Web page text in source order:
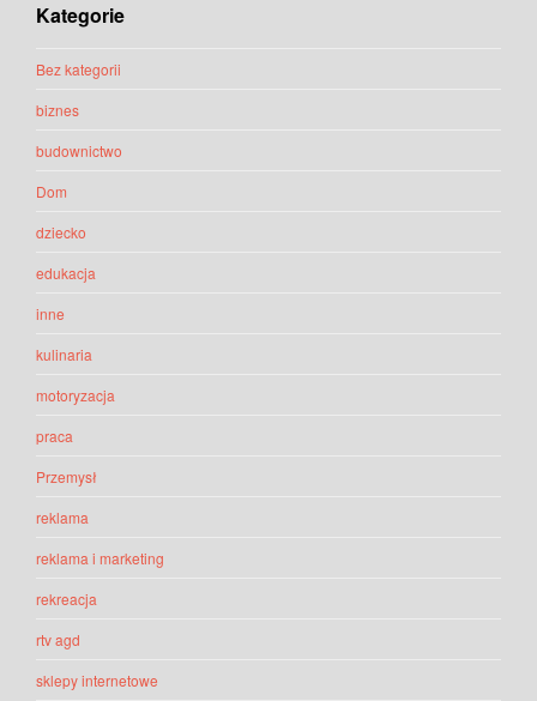
Kategorie
Bez kategorii
biznes
budownictwo
Dom
dziecko
edukacja
inne
kulinaria
motoryzacja
praca
Przemysł
reklama
reklama i marketing
rekreacja
rtv agd
sklepy internetowe